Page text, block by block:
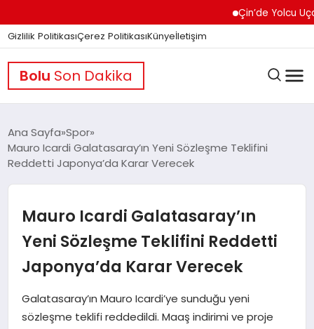
Çin’de Yolcu
Gizlilik PolitikasıÇerez PolitikasıKünyeİletişim
Bolu Son Dakika
GÜNDEM
DÜNYA
EĞITIM
EKONOMI
Ana Sayfa Spor
Mauro Icardi Galatasaray’ın Yeni Sözleşme Teklifini
Reddetti Japonya’da Karar Verecek
Mauro Icardi Galatasaray’ın
Yeni Sözleşme Teklifini Reddetti
Japonya’da Karar Verecek
Galatasaray’ın Mauro Icardi’ye sunduğu yeni
sözleşme teklifi reddedildi. Maaş indirimi ve proje